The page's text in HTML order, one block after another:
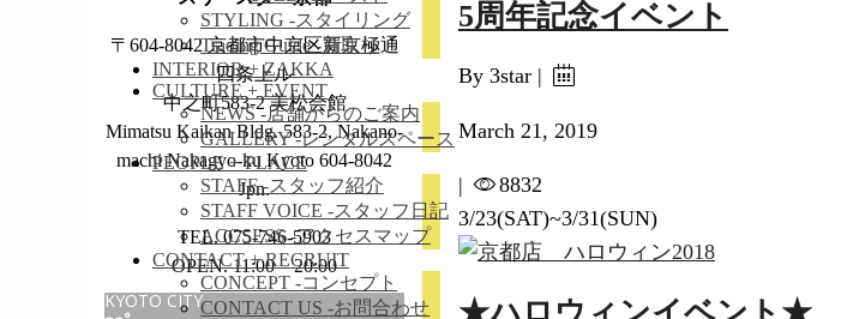
STYLING -スタイリング
Trading Guide-買取り
INTERIOR + ZAKKA
CULTURE + EVENT
NEWS-店舗からのご案内
GALLERY-レンタルスペース
PEOPLE + PLACE
STAFF-スタッフ紹介
STAFF VOICE -スタッフ日記
ACCSESS-アクセスマップ
CONTACT + RECRUIT
CONCEPT -コンセプト
CONTACT US -お問合わせ
〒604-8042 京都市中京区新京極通
四条上ル
中之町583-2 美松会館
Mimatsu Kaikan Bldg. 583-2, Nakano-
machi Nakagyo-ku Kyoto 604-8042
Jpn.
TEL. 075-746-5903
OPEN. 11:00 – 20:00
KYOTO CITY
5周年記念イベント
By 3star |
March 21, 2019
|
8832
3/23(SAT)~3/31(SUN)